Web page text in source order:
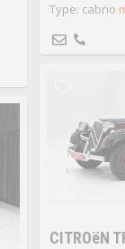
Type: cabrio
CITROëN